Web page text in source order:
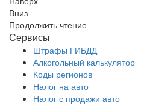
Вниз
Продолжить чтение
Сервисы
Штрафы ГИБДД
Алкогольный калькулятор
Коды регионов
Налог на авто
Налог с продажи авто